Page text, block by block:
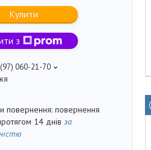
Купити
з
060-21-70
повернення
14 днів за